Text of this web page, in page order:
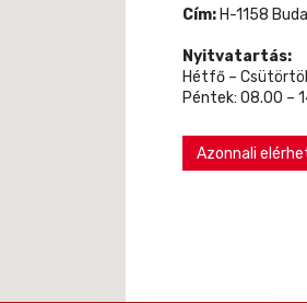
Cím: H-1158
Nyitvatartás:
Hétfő –
Péntek: 08.00 –
Azonnali